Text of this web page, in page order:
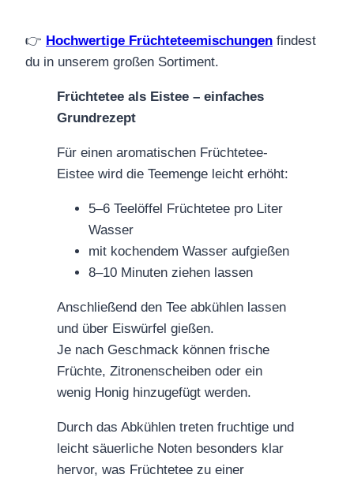
👉 Hochwertige Früchteteemischungen findest
du in unserem großen Sortiment.
Früchtetee als Eistee – einfaches
Grundrezept
Für einen aromatischen Früchtetee-
Eistee wird die Teemenge leicht erhöht:
5–6 Teelöffel Früchtetee pro Liter
Wasser
mit kochendem Wasser aufgießen
8–10 Minuten ziehen lassen
Anschließend den Tee abkühlen lassen
und über Eiswürfel gießen.
Je nach Geschmack können frische
Früchte, Zitronenscheiben oder ein
wenig Honig hinzugefügt werden.
Durch das Abkühlen treten fruchtige und
leicht säuerliche Noten besonders klar
hervor, was Früchtetee zu einer